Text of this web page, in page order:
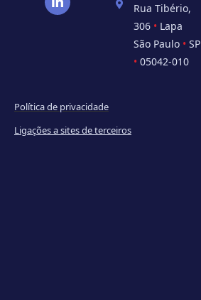
Rua Tibério,
306 • Lapa
São Paulo •SP
• 05042-010
Política de privacidade
Ligações a sites de terceiros